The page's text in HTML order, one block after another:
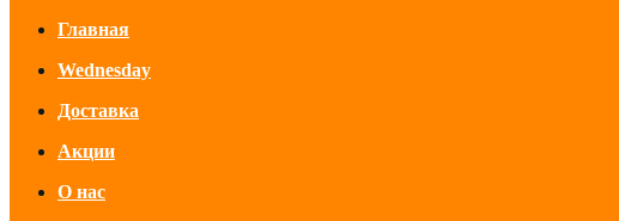
Главная
Wednesday
Доставка
Акции
О нас